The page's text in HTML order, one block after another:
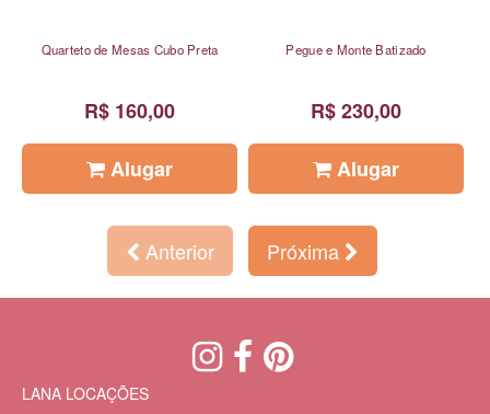
Quarteto de Mesas Cubo Preta
R$ 160,00
Alugar
Pegue e Monte Batizado
R$ 230,00
Alugar
Anterior Próxima
LANA LOCAÇÕES